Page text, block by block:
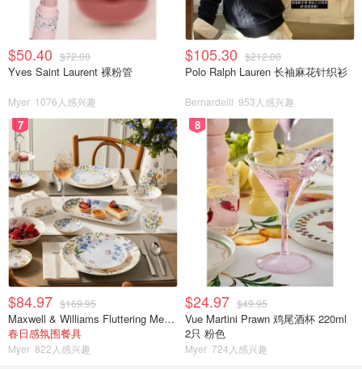
$50.40 $72.00
Yves Saint Laurent 裸粉管
Myer 1076人感兴趣
$105.30 $212.00
Polo Ralph Lauren 长袖麻花针织衫
Bernardelli 953人感兴趣
7
$84.97 $169.95
Maxwell & Williams Fluttering Meadow 12件餐具套装
春日感氛围餐具
Myer 822人感兴趣
8
$24.97 $49.95
Vue Martini Prawn 鸡尾酒杯 220ml
2只 粉色
Myer 724人感兴趣